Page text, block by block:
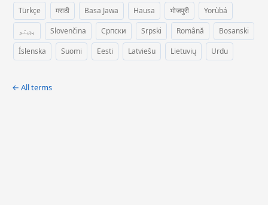
Türkçe
मराठी Basa Jawa Hausa भोजपुरी
Yorùbá
پښتو
Slovenčina Српски Srpski Română
Bosanski
Íslenska
Suomi Eesti Latviešu Lietuvių Urdu
← All terms